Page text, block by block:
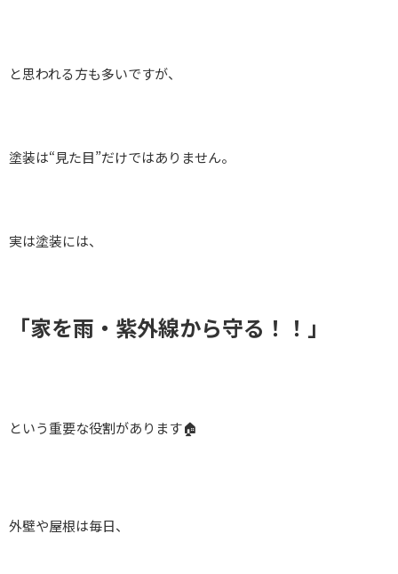
と思われる方も多いですが、
塗装は“見た目”だけではありません。
実は塗装には、
「家を雨・紫外線から守る！！」
という重要な役割があります🏠
外壁や屋根は毎日、